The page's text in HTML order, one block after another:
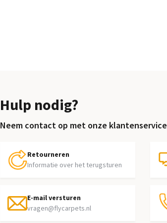
Hulp nodig?
Neem contact op met onze klantenservice
Retourneren
Informatie over het terugsturen
E-mail versturen
vragen@flycarpets.nl